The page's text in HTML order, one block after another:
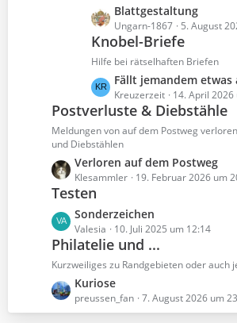
ä
g
e
B
e
i
r
g
e
L
e
t
z
e
B
i
r
ä
g
e
Blattgestaltung
Ungarn-1867 5. August
Knobel-Briefe
Hilfe bei rätselhaften Briefen
L
e
t
z
t
e
B
e
t
r
ä
g
e
Fällt jemandem etwas
Kreuzerzeit 14. April 2026
Postverluste & Diebstähle
Meldungen von auf dem Postweg
und Diebstählen
L
e
t
z
t
e
B
e
i
Verloren auf dem Postweg
Klesammler 19. Februar 2026 um
Testen
L
e
t
z
e
B
Sonderzeichen
Valesia 10. Juli 2025 um 12:14
Philatelie und ...
Kurzweiliges zu Randgebieten oder auch
L
e
t
Kuriose
preussen_fan 7. August 2026 um